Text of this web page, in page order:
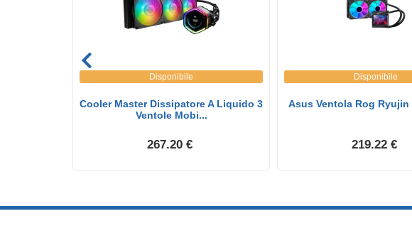
Disponibile
Cooler Master Dissipatore A Liquido 3
Ventole Mobi...
267.20 €
Disponibile
Asus Ventola Rog Ryujin
219.22 €